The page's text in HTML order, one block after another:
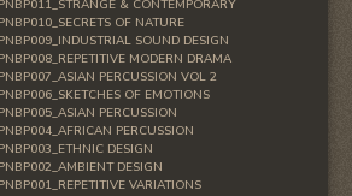
version ici. Vous devez aussi avoir
PNBP011_STRANGE & CONTEMPORARY
PNBP010_SECRETS OF NATURE
PNBP009_INDUSTRIAL SOUND DESIGN
PNBP008_REPETITIVE MODERN DRAMA
PNBP007_ASIAN PERCUSSION VOL 2
PNBP006_SKETCHES OF EMOTIONS
PNBP005_ASIAN PERCUSSION
PNBP004_AFRICAN PERCUSSION
PNBP003_ETHNIC DESIGN
PNBP002_AMBIENT DESIGN
PNBP001_REPETITIVE VARIATIONS